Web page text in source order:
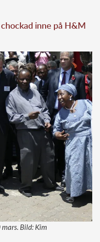
inne på H&M
Bild: Kim